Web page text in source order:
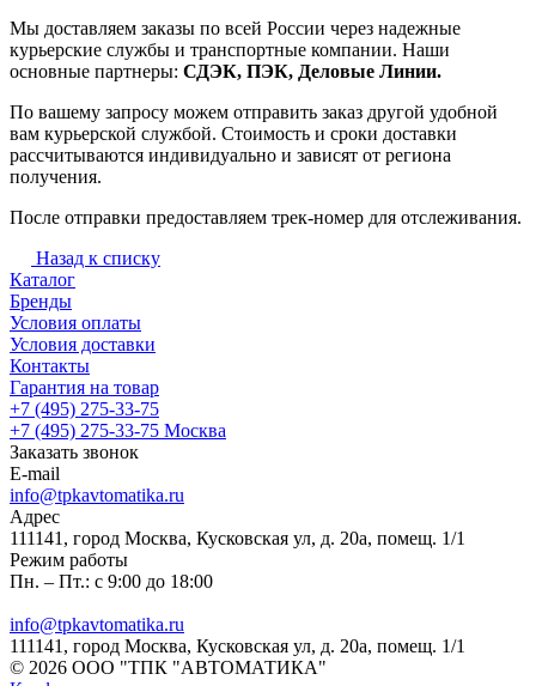
Мы доставляем заказы по всей России через надежные
курьерские службы и транспортные компании. Наши
основные партнеры: СДЭК, ПЭК, Деловые Линии.
По вашему запросу можем отправить заказ другой удобной
вам курьерской службой. Стоимость и сроки доставки
рассчитываются индивидуально и зависят от региона
получения.
После отправки предоставляем трек-номер для отслеживания.
Назад к списку
Каталог
Бренды
Условия оплаты
Условия доставки
Контакты
Гарантия на товар
+7 (495) 275-33-75
+7 (495) 275-33-75 Москва
Заказать звонок
E-mail
info@tpkavtomatika.ru
Адрес
111141, город Москва, Кусковская ул, д. 20а, помещ. 1/1
Режим работы
Пн. – Пт.: с 9:00 до 18:00
info@tpkavtomatika.ru
111141, город Москва, Кусковская ул, д. 20а, помещ. 1/1
© 2026 ООО "ТПК "АВТОМАТИКА"